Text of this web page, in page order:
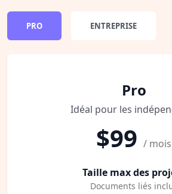
PRO ENTREPRISE
Pro
Idéal pour les
$99 / mois
Taille max des
Documents liés